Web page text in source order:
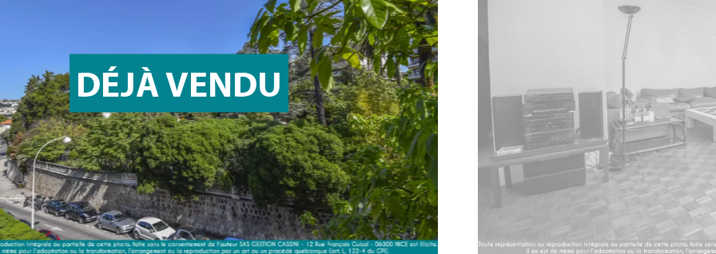
DÉJÀ VENDU